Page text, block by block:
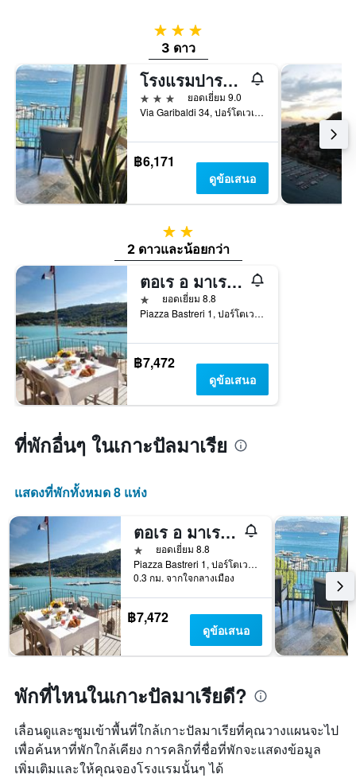
3 ดาว
3 ดาว
โรงแรมปาราดิโซ
3 ดาว
ยอดเยี่ยม 9.0
Via Garibaldi 34, ปอร์โตเวเนียร์, ลา สเปเซีย, อิตาลี
฿6,171
ดูข้อเสนอ
2 ดาว
2 ดาวและน้อยกว่า
ตอเร อ มาเร โปร์โต เวเนเร
1 ดาวยอดเยี่ยม 8.8
Piazza Bastreri 1, ปอร์โตเวเนียร์, ลา สเปเซีย, อิตาลี
฿7,472
ดูข้อเสนอ
ที่พักอื่นๆ ในเกาะปัลมาเรีย
แสดงที่พักทั้งหมด 8 แห่ง
ตอเร อ มาเร โปร์โต เวเนเร
1 ดาวยอดเยี่ยม 8.8
Piazza Bastreri 1, ปอร์โตเวเนียร์, ลา สเปเซีย, อิตาลี
0.3 กม. จากใจกลางเมือง
฿7,472
ดูข้อเสนอ
พักที่ไหนในเกาะปัลมาเรียดี?
เลื่อนดูและซูมเข้าพื้นที่ใกล้เกาะปัลมาเรียที่คุณวางแผนจะไป
เพื่อค้นหาที่พักใกล้เคียง การคลิกที่ชื่อที่พักจะแสดงข้อมูล
เพิ่มเติมและให้คุณจองโรงแรมนั้นๆ ได้